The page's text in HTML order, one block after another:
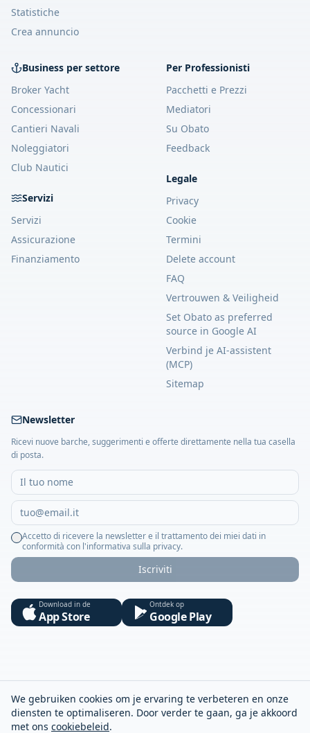
We gebruiken cookies om je ervaring te verbeteren en onze
diensten te optimaliseren. Door verder te gaan, ga je akkoord
met ons cookiebeleid.
Statistiche
Crea annuncio
Business per settore
Broker Yacht
Concessionari
Cantieri Navali
Noleggiatori
Club Nautici
Servizi
Servizi
Assicurazione
Finanziamento
Per Professionisti
Pacchetti e Prezzi
Mediatori
Su Obato
Feedback
Legale
Privacy
Cookie
Termini
Delete account
FAQ
Vertrouwen & Veiligheid
Set Obato as preferred
source in Google AI
Verbind je AI-assistent
(MCP)
Sitemap
Newsletter
Ricevi nuove barche, suggerimenti e offerte direttamente nella tua casella
di posta.
Accetto di ricevere la newsletter e il trattamento dei miei dati in
conformità con l'informativa sulla privacy.
Iscriviti
Download in de
App Store
Ontdek op
Google Play